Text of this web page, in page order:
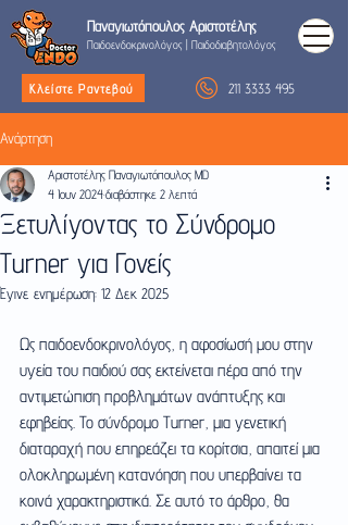
Παναγιωτόπουλος Αριστοτέλης
Παιδοενδοκρινολόγος Παιδοδιαβητολόγος
Κλείστε Ραντεβού 211 3333 495
Ανάρτηση
Ξετυλίγοντας το Σύνδρομο
Turner για Γονείς
Αριστοτέλης Παναγιωτόπουλος MD
4 Ιουν 2024διαβάστηκε 2 λεπτά
Έγινε ενημέρωση: 12 Δεκ 2025
Ως παιδοενδοκρινολόγος, η αφοσίωσή μου στην
υγεία του παιδιού σας εκτείνεται πέρα από την
αντιμετώπιση προβλημάτων ανάπτυξης και
εφηβείας. Το σύνδρομο Turner, μια γενετική
διαταραχή που επηρεάζει τα κορίτσια, απαιτεί μια
ολοκληρωμένη κατανόηση που υπερβαίνει τα
κοινά χαρακτηριστικά. Σε αυτό το άρθρο, θα